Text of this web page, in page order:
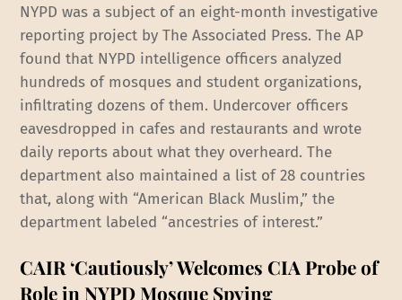
NYPD was a subject of an eight-month investigative
reporting project by The Associated Press. The AP
found that NYPD intelligence officers analyzed
hundreds of mosques and student organizations,
infiltrating dozens of them. Undercover officers
eavesdropped in cafes and restaurants and wrote
daily reports about what they overheard. The
department also maintained a list of 28 countries
that, along with “American Black Muslim,” the
department labeled “ancestries of interest.”
CAIR ‘Cautiously’ Welcomes CIA Probe of
Role in NYPD Mosque Spying